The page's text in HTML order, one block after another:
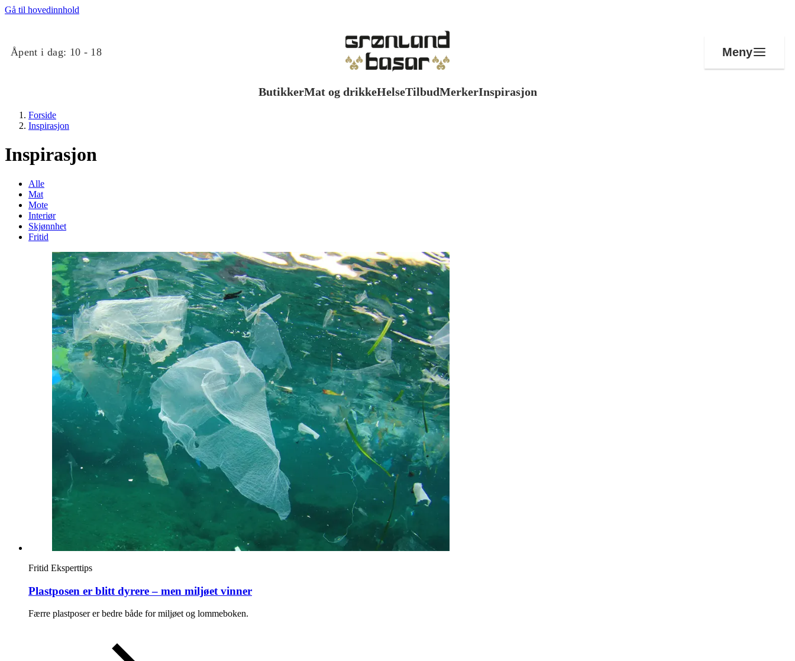
Gå til hovedinnhold
Åpent i dag: 10 - 18 Meny
ButikkerMat og drikkeHelseTilbudMerkerInspirasjon
Helse
Tilbud
Merker
Inspirasjon
Søk
Åpningstider
Praktisk informasjon
Magasin
Gavekort
Finn frem
Forside
Inspirasjon
Inspirasjon
Alle
Mat
Mote
Interiør
Skjønnhet
Fritid
Fritid Eksperttips
Plastposen er blitt dyrere – men miljøet vinner
Færre plastposer er bedre både for miljøet og lommeboken.